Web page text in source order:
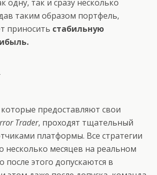
одну, так и сразу несколько
таким образом портфель,
приносить стабильную
предоставляют свои
Trader, проходят тщательный
платформы. Все стратегии
несколько месяцев на реальном
после этого допускаются в